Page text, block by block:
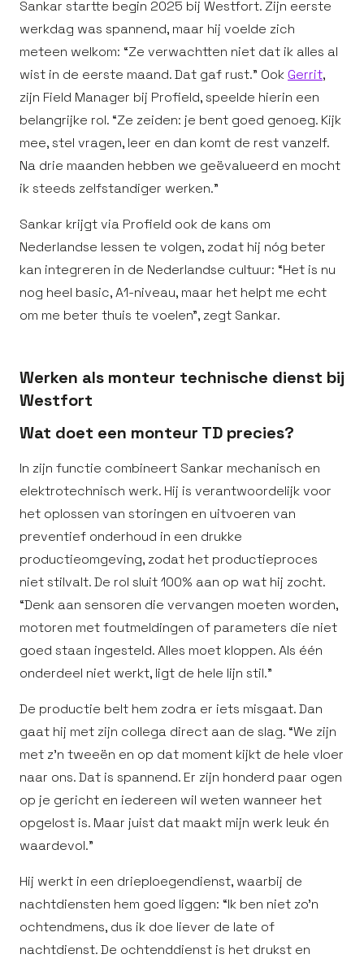
Sankar startte begin 2025 bij Westfort. Zijn eerste
werkdag was spannend, maar hij voelde zich
meteen welkom: “Ze verwachtten niet dat ik alles al
wist in de eerste maand. Dat gaf rust.” Ook Gerrit,
zijn Field Manager bij Profield, speelde hierin een
belangrijke rol. “Ze zeiden: je bent goed genoeg. Kijk
mee, stel vragen, leer en dan komt de rest vanzelf.
Na drie maanden hebben we geëvalueerd en mocht
ik steeds zelfstandiger werken.”
Sankar krijgt via Profield ook de kans om
Nederlandse lessen te volgen, zodat hij nóg beter
kan integreren in de Nederlandse cultuur: “Het is nu
nog heel basic, A1-niveau, maar het helpt me echt
om me beter thuis te voelen”, zegt Sankar.
Werken als monteur technische dienst bij
Westfort
Wat doet een monteur TD precies?
In zijn functie combineert Sankar mechanisch en
elektrotechnisch werk. Hij is verantwoordelijk voor
het oplossen van storingen en uitvoeren van
preventief onderhoud in een drukke
productieomgeving, zodat het productieproces
niet stilvalt. De rol sluit 100% aan op wat hij zocht.
“Denk aan sensoren die vervangen moeten worden,
motoren met foutmeldingen of parameters die niet
goed staan ingesteld. Alles moet kloppen. Als één
onderdeel niet werkt, ligt de hele lijn stil.”
De productie belt hem zodra er iets misgaat. Dan
gaat hij met zijn collega direct aan de slag. “We zijn
met z’n tweeën en op dat moment kijkt de hele vloer
naar ons. Dat is spannend. Er zijn honderd paar ogen
op je gericht en iedereen wil weten wanneer het
opgelost is. Maar juist dat maakt mijn werk leuk én
waardevol.”
Hij werkt in een drieploegendienst, waarbij de
nachtdiensten hem goed liggen: “Ik ben niet zo’n
ochtendmens, dus ik doe liever de late of
nachtdienst. De ochtenddienst is het drukst en